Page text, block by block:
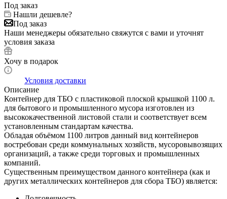
Под заказ
Нашли дешевле?
Под заказ
Наши менеджеры обязательно свяжутся с вами и уточнят
условия заказа
Хочу в подарок
Условия доставки
Описание
Контейнер для ТБО с пластиковой плоской крышкой 1100 л.
для бытового и промышленного мусора изготовлен из
высококачественной листовой стали и соответствует всем
установленным стандартам качества.
Обладая объёмом 1100 литров данный вид контейнеров
востребован среди коммунальных хозяйств, мусоровывозящих
организаций, а также среди торговых и промышленных
компаний.
Существенным преимуществом данного контейнера (как и
других металлических контейнеров для сбора ТБО) является: